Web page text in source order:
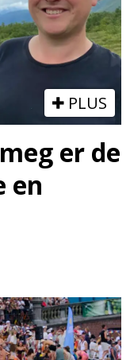
PLUS
er de
en